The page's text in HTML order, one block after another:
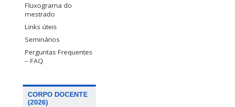
Fluxograma do
mestrado
Links úteis
Seminários
Perguntas Frequentes
– FAQ
CORPO DOCENTE
(2026)